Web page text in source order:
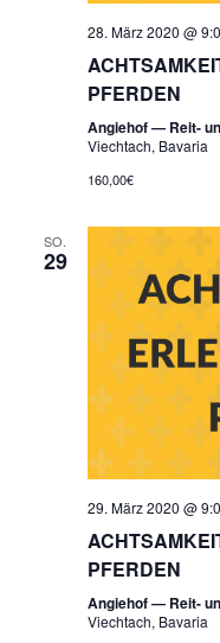
28. März 2020 @
PFERDEN
Angiehof — Reit-
Viechtach, Bavaria
160,00€
SO.
29
29. März 2020 @
PFERDEN
Angiehof — Reit-
Viechtach, Bavaria